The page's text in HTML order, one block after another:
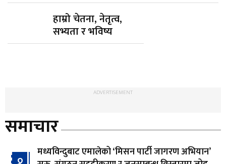
हाम्रो चेतना, नेतृत्व,
सभ्यता र भविष्य
ADVERTISEMENT
समाचार
मध्यविन्दुबाट एमालेको ‘मिसन पार्टी जागरण अभियान’